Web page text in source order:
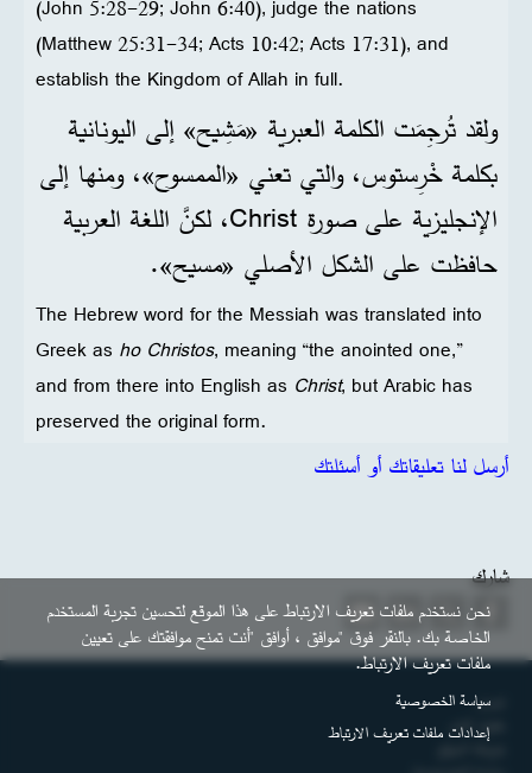
(John 5:28-29; John 6:40), judge the nations
(Matthew 25:31-34; Acts 10:42; Acts 17:31), and
establish the Kingdom of Allah in full.
ولقد تُرجِمَت الكلمة العبرية «مَشِيح» إلى اليونانية
بكلمة خْرِستوس، والتي تعني «الممسوح»، ومنها إلى
الإنجليزية على صورة Christ، لكنَّ اللغة العربية
حافظت على الشكل الأصلي «مسيح».
The Hebrew word for the Messiah was translated into
Greek as ho Christos, meaning “the anointed one,”
and from there into English as Christ, but Arabic has
preserved the original form.
أرسل لنا تعليقاتك أو أسئلتك
شارك
التذييل
اتصل
حقوق النشر
خريطة الموقع
نحن نستخدم ملفات تعريف الارتباط على هذا الموقع لتحسين تجربة المستخدم
الخاصة بك. بالنقر فوق "موافق ، أوافق "أنت تمنح موافقتك على تعيين
ملفات تعريف الارتباط.
سياسة الخصوصية
إعدادات ملفات تعريف الارتباط